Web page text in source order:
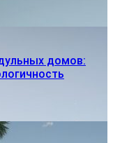
домов: